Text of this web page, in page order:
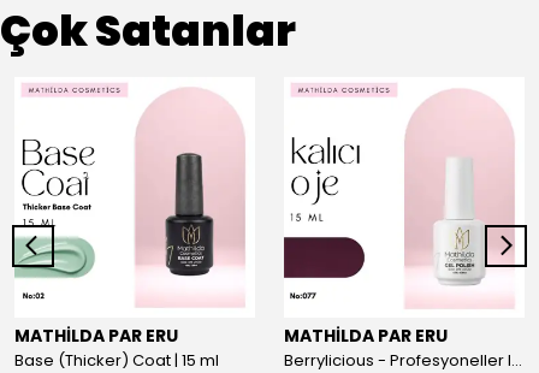
Çok Satanlar
MATHİLDA PAR ERU
Base (Thicker) Coat | 15 ml
MATHİLDA PAR ERU
Berrylicious - Profesyoneller Için Yüksek Pigmentasyonlu UV/LED Oje 15ml